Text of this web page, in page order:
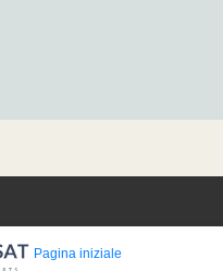
Pagina iniziale